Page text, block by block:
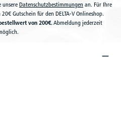
unsereDatenschutzbestimmungen an. Für Ihre
Gutschein für den DELTA-V Onlineshop.
von 200€.Abmeldung jederzeit